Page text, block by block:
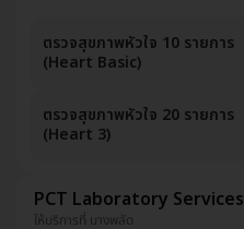
ตรวจสุขภาพหัวใจ 10 รายการ
(Heart Basic)
ตรวจสุขภาพหัวใจ 20 รายการ
(Heart 3)
PCT Laboratory Services
ให้บริการที่ บางพลัด